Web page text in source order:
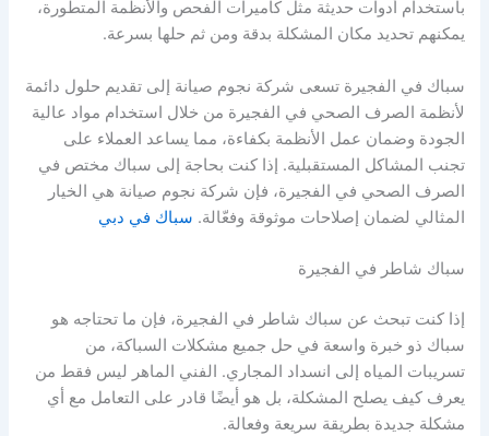
باستخدام أدوات حديثة مثل كاميرات الفحص والأنظمة المتطورة،
يمكنهم تحديد مكان المشكلة بدقة ومن ثم حلها بسرعة.
سباك في الفجيرة تسعى شركة نجوم صيانة إلى تقديم حلول دائمة
لأنظمة الصرف الصحي في الفجيرة من خلال استخدام مواد عالية
الجودة وضمان عمل الأنظمة بكفاءة، مما يساعد العملاء على
تجنب المشاكل المستقبلية. إذا كنت بحاجة إلى سباك مختص في
الصرف الصحي في الفجيرة، فإن شركة نجوم صيانة هي الخيار
المثالي لضمان إصلاحات موثوقة وفعّالة. سباك في دبي
سباك شاطر في الفجيرة
إذا كنت تبحث عن سباك شاطر في الفجيرة، فإن ما تحتاجه هو
سباك ذو خبرة واسعة في حل جميع مشكلات السباكة، من
تسريبات المياه إلى انسداد المجاري. الفني الماهر ليس فقط من
يعرف كيف يصلح المشكلة، بل هو أيضًا قادر على التعامل مع أي
مشكلة جديدة بطريقة سريعة وفعالة.